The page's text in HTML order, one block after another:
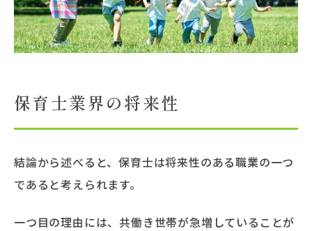
保育士業界の将来性
結論から述べると、保育士は将来性のある職業の一つ
であると考えられます。
一つ目の理由には、共働き世帯が急増していることが